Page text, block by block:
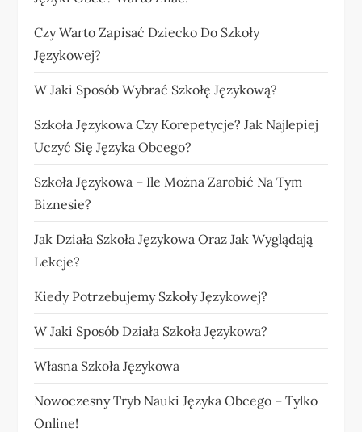
Czy Warto Zapisać Dziecko Do Szkoły
Językowej?
W Jaki Sposób Wybrać Szkołę Językową?
Szkoła Językowa Czy Korepetycje? Jak Najlepiej
Uczyć Się Języka Obcego?
Szkoła Językowa – Ile Można Zarobić Na Tym
Biznesie?
Jak Działa Szkoła Językowa Oraz Jak Wyglądają
Lekcje?
Kiedy Potrzebujemy Szkoły Językowej?
W Jaki Sposób Działa Szkoła Językowa?
Własna Szkoła Językowa
Nowoczesny Tryb Nauki Języka Obcego – Tylko
Online!